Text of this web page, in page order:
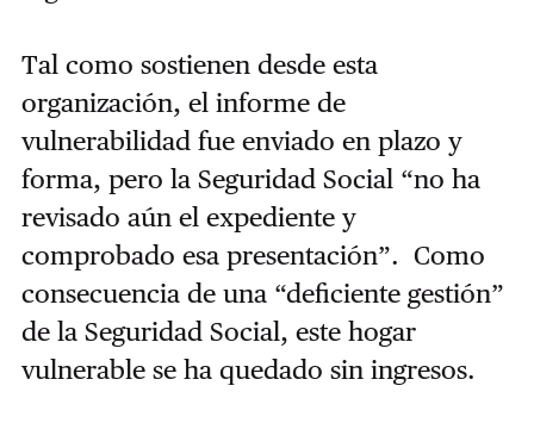
Tal como sostienen desde esta
organización, el informe de
vulnerabilidad fue enviado en plazo y
forma, pero la Seguridad Social “no ha
revisado aún el expediente y
comprobado esa presentación”. Como
consecuencia de una “deficiente gestión”
de la Seguridad Social, este hogar
vulnerable se ha quedado sin ingresos.